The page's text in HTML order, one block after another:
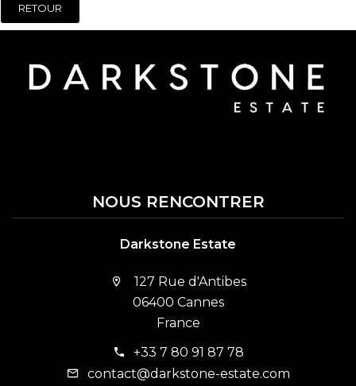
RETOUR
NOUS RENCONTRER
Darkstone Estate
127 Rue d'Antibes
06400 Cannes
France
+33 7 80 91 87 78
contact@darkstone-estate.com